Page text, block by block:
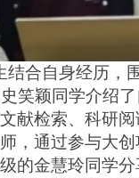
结合自身经历，
笑颖同学介绍
献检索、科研
，通过参与大
级的金慧玲同学